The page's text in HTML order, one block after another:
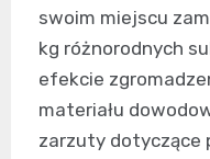
swoim miejscu
kg różnorodnych
efekcie
materiału
zarzuty dotyczące